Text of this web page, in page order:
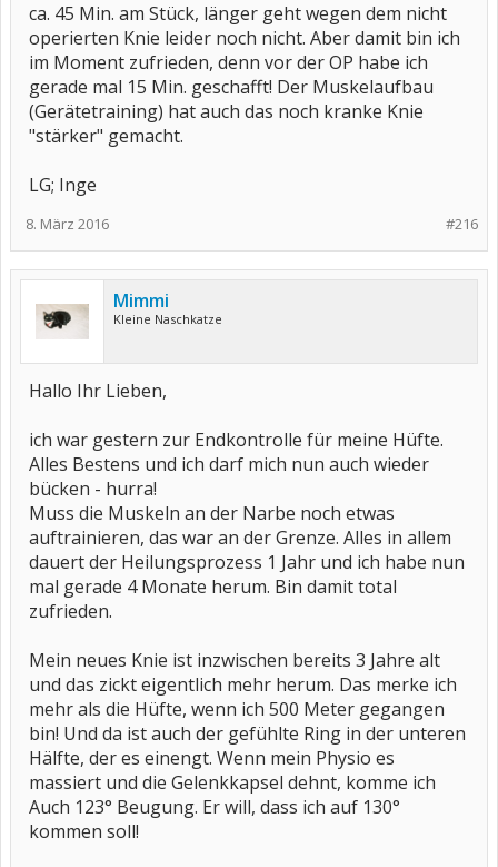
ca. 45 Min. am Stück, länger geht wegen dem nicht
operierten Knie leider noch nicht. Aber damit bin ich
im Moment zufrieden, denn vor der OP habe ich
gerade mal 15 Min. geschafft! Der Muskelaufbau
(Gerätetraining) hat auch das noch kranke Knie
"stärker" gemacht.
LG; Inge
#216
8. März 2016
Mimmi
Kleine Naschkatze
Hallo Ihr Lieben,
ich war gestern zur Endkontrolle für meine Hüfte.
Alles Bestens und ich darf mich nun auch wieder
bücken - hurra!
Muss die Muskeln an der Narbe noch etwas
auftrainieren, das war an der Grenze. Alles in allem
dauert der Heilungsprozess 1 Jahr und ich habe nun
mal gerade 4 Monate herum. Bin damit total
zufrieden.
Mein neues Knie ist inzwischen bereits 3 Jahre alt
und das zickt eigentlich mehr herum. Das merke ich
mehr als die Hüfte, wenn ich 500 Meter gegangen
bin! Und da ist auch der gefühlte Ring in der unteren
Hälfte, der es einengt. Wenn mein Physio es
massiert und die Gelenkkapsel dehnt, komme ich
Auch 123° Beugung. Er will, dass ich auf 130°
kommen soll!